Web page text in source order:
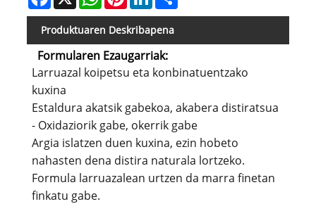
Produktuaren Deskribapena
Formularen Ezaugarriak:
Larruazal koipetsu eta konbinatuentzako
kuxina
Estaldura akatsik gabekoa, akabera distiratsua
- Oxidaziorik gabe, okerrik gabe
Argia islatzen duen kuxina, ezin hobeto
nahasten dena distira naturala lortzeko.
Formula larruazalean urtzen da marra finetan
finkatu gabe.